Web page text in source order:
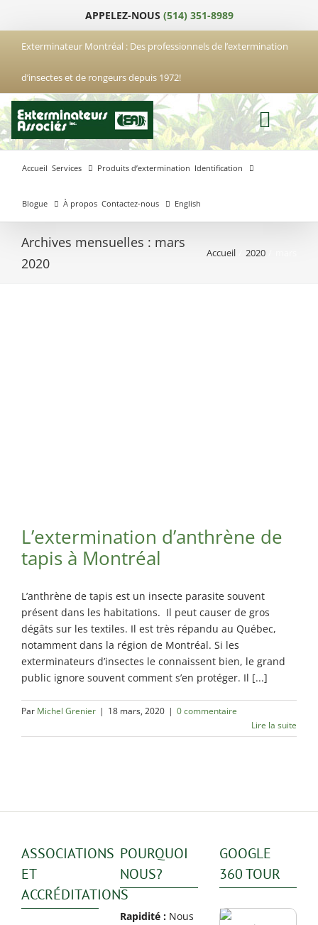
contenu
APPELEZ-NOUS (514) 351-8989
Exterminateur Montréal : Des professionnels de l’extermination
d’insectes et de rongeurs depuis 1972!
Accueil Services Produits d’extermination Identification
Blogue À propos Contactez-nous
Exterminateur
Trembles
Exterminateur
Villeray-St-
Extension
Exterminateur
Rosemont / La
Petite Patrie
Exterminateur
Rivière-des-
Prairies
Exterminateur
Exterminateur
English
Archives mensuelles : mars
2020
Accueil 2020
L’extermination d’anthrène de
tapis à Montréal
L’anthrène de tapis est un insecte parasite souvent
présent dans les habitations. Il peut causer de gros
dégâts sur les textiles. Il est très répandu au Québec,
notamment dans la région de Montréal. Si les
exterminateurs d’insectes le connaissent bien, le grand
public ignore souvent comment s’en protéger. Il [...]
Par Michel Grenier | 18 mars, 2020 | 0 commentaire
Lire la suite
ASSOCIATIONS
ET
ACCRÉDITATIONS
POURQUOI
NOUS?
Rapidité : Nous
GOOGLE
360 TOUR